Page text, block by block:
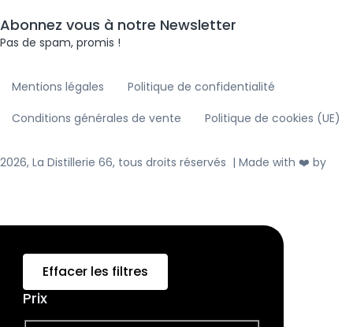
Abonnez vous à notre Newsletter
Pas de spam, promis !
Mentions légales
Politique de confidentialité
Conditions générales de vente
Politique de cookies (UE)
2026, La Distillerie 66, tous droits réservés | Made with ❤️ by
Effacer les filtres
Prix